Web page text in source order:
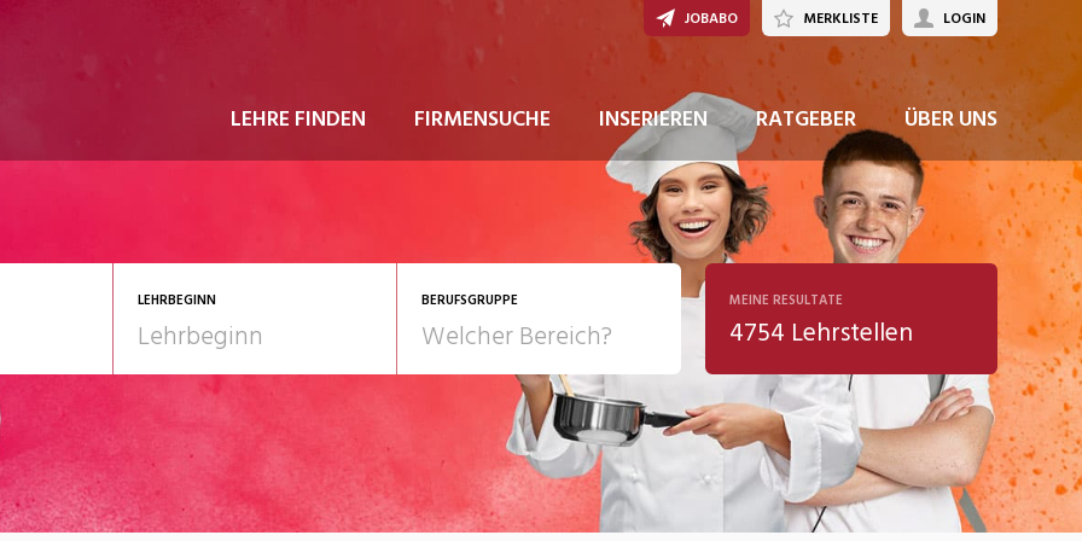
LEHRE FINDEN FIRMENSUCHE INSERIEREN RATGEBER ÜBER UNS
JOBABO MERKLISTE LOGIN
LEHRBEGINN BERUFSGRUPPE
Gesundheit/Pflege/Soziales
Telco
Kultur
MEINE RESULTATE
4754 Lehrstellen
JETZT BEWERBEN